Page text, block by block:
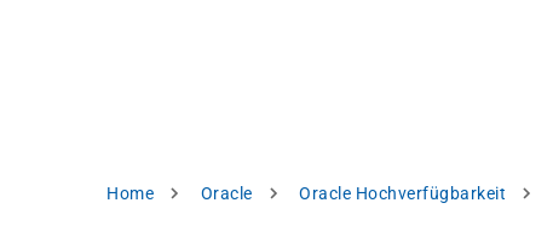
Pfadnavigation
Home Oracle Oracle Hochverfügbarkeit